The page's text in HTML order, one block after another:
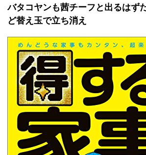
バタコヤンも茜チーフと出るはず
ど替え玉で立ち消え